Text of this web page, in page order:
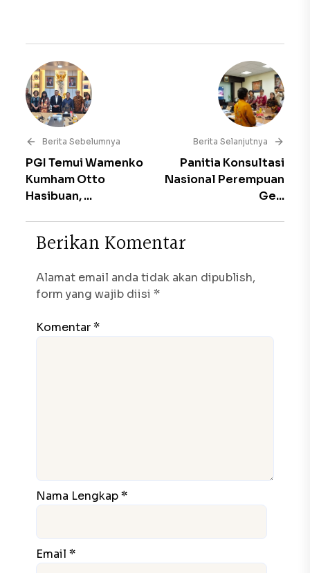
Berita Sebelumnya
PGI Temui Wamenko
Kumham Otto
Hasibuan, ...
Berita Selanjutnya
Panitia Konsultasi
Nasional Perempuan
Ge...
Berikan Komentar
Alamat email anda tidak akan dipublish,
form yang wajib diisi *
Komentar *
Nama Lengkap *
Email *